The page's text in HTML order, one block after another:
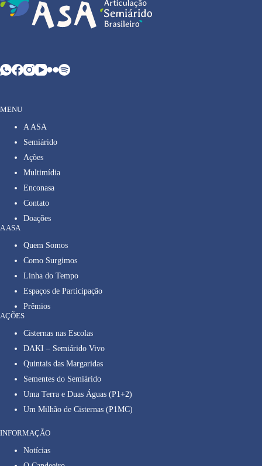
MENU
A ASA
Semiárido
Ações
Multimídia
Enconasa
Contato
Doações
A ASA
Quem Somos
Como Surgimos
Linha do Tempo
Espaços de Participação
Prêmios
AÇÕES
Cisternas nas Escolas
DAKI – Semiárido Vivo
Quintais das Margaridas
Sementes do Semiárido
Uma Terra e Duas Águas (P1+2)
Um Milhão de Cisternas (P1MC)
INFORMAÇÃO
Notícias